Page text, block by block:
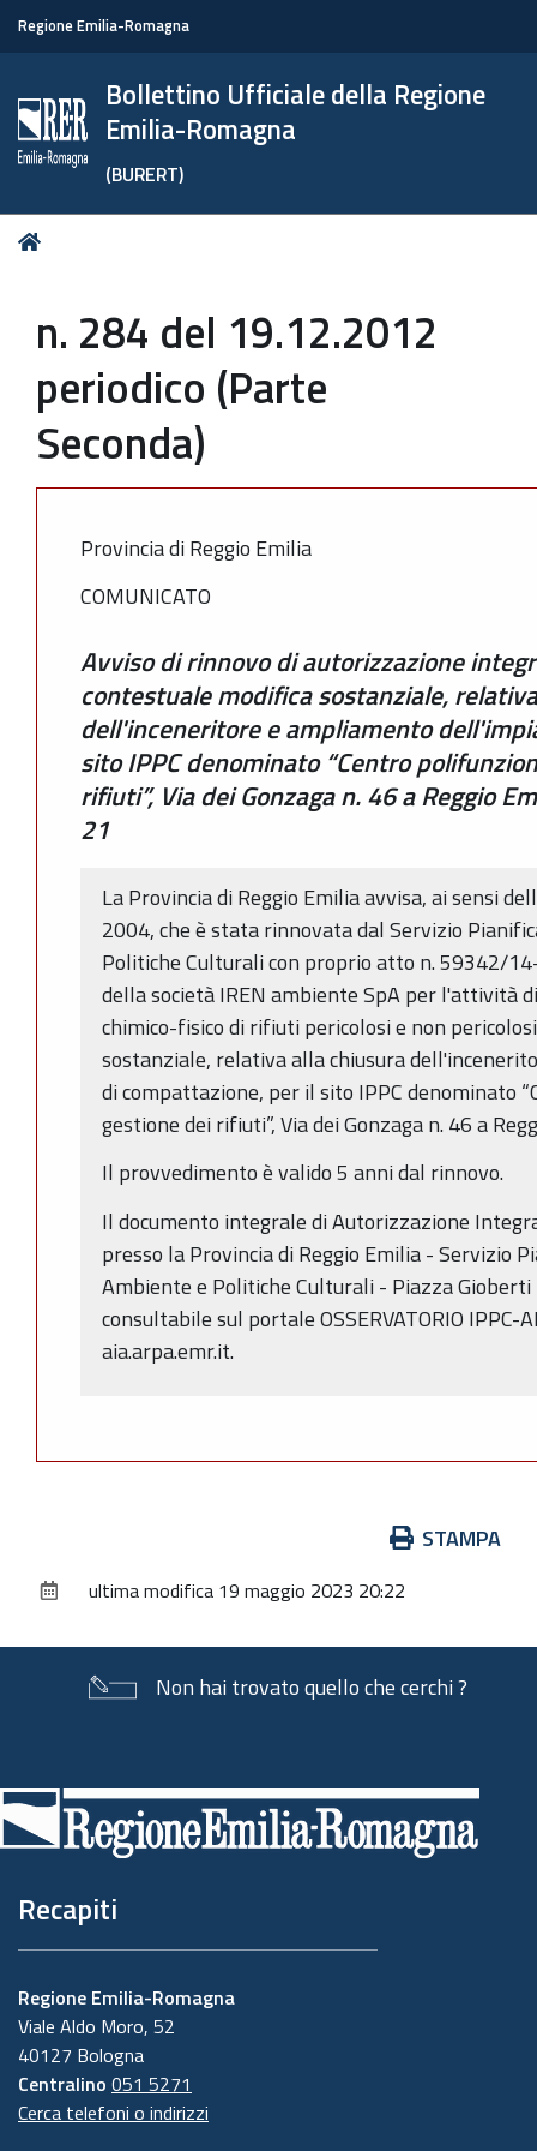
Regione Emilia-Romagna
Bollettino Ufficiale della Regione
Emilia-Romagna
(BURERT)
Tu
n. 284 del 19.12.2012
periodico (Parte
Seconda)
Provincia di Reggio Emilia
COMUNICATO
Avviso di rinnovo di autorizzazione
contestuale modifica sostanziale,
dell'inceneritore e ampliamento
sito IPPC denominato “Centro
rifiuti”, Via dei Gonzaga n. 46 a Reggio
21
La Provincia di Reggio Emilia avvisa, ai sensi
2004, che è stata rinnovata dal Servizio
Politiche Culturali con proprio atto n. 59342/
della società IREN ambiente SpA per l'attività
chimico-fisico di rifiuti pericolosi e non
sostanziale, relativa alla chiusura
di compattazione, per il sito IPPC denominato
gestione dei rifiuti”, Via dei Gonzaga n. 46 a
Il provvedimento è valido 5 anni dal rinnovo.
Il documento integrale di Autorizzazione
presso la Provincia di Reggio Emilia - Servizio
Ambiente e Politiche Culturali - Piazza
consultabile sul portale OSSERVATORIO
aia.arpa.emr.it.
documento
STAMPA
ultima modifica 19 maggio 2023 20:22
Non hai trovato quello che cerchi ?
di
pagina
Recapiti
Regione Emilia-Romagna
Viale Aldo Moro, 52
40127 Bologna
Centralino 051 5271
Cerca telefoni o indirizzi